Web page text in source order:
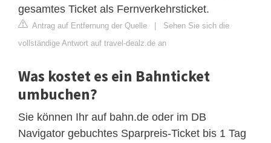
gesamtes Ticket als Fernverkehrsticket.
Antrag auf Entfernung der Quelle
Sehen Sie sich die
vollständige Antwort auf travel-dealz.de an
Was kostet es ein Bahnticket
umbuchen?
Sie können Ihr auf bahn.de oder im DB
Navigator gebuchtes Sparpreis-Ticket bis 1 Tag